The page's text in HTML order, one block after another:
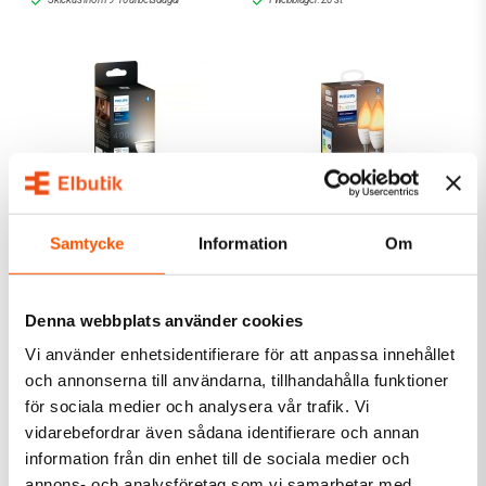
Samtycke Information Om
Denna webbplats använder cookies
Vi använder enhetsidentifierare för att anpassa innehållet
och annonserna till användarna, tillhandahålla funktioner
för sociala medier och analysera vår trafik. Vi
vidarebefordrar även sådana identifierare och annan
information från din enhet till de sociala medier och
Philips Hue
LÄGG I VARUKORG
I webblager: 12 st
Philips Hue
LÄGG I VARUKORG
I webblager: 9 st